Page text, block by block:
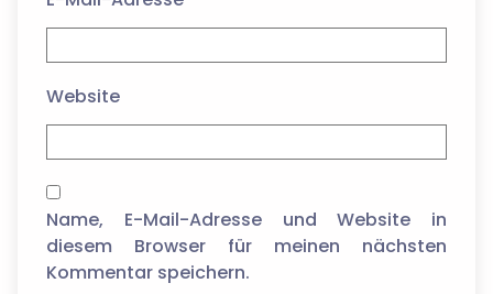
Website
Name, E-Mail-Adresse und Website in
diesem Browser für meinen nächsten
Kommentar speichern.